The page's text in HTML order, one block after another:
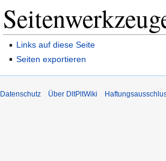
Links auf diese Seite
Seiten exportieren
Datenschutz Über DltPltWiki